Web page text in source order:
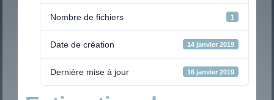
Nombre de fichiers 1
Date de création 14 janvier 2019
Dernière mise à jour 16 janvier 2019